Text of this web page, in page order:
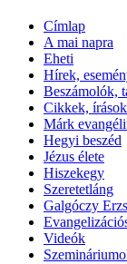
Címlap
A mai napra
Eheti
Hírek,
Beszámolók,
Cikkek, írások
Márk
Hegyi beszéd
Jézus élete
Hiszekegy
Szeretetláng
Galgóczy
Videók